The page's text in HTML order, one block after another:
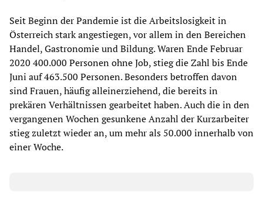
Seit Beginn der Pandemie ist die Arbeitslosigkeit in
Österreich stark angestiegen, vor allem in den Bereichen
Handel, Gastronomie und Bildung. Waren Ende Februar
2020 400.000 Personen ohne Job, stieg die Zahl bis Ende
Juni auf 463.500 Personen. Besonders betroffen davon
sind Frauen, häufig alleinerziehend, die bereits in
prekären Verhältnissen gearbeitet haben. Auch die in den
vergangenen Wochen gesunkene Anzahl der Kurzarbeiter
stieg zuletzt wieder an, um mehr als 50.000 innerhalb von
einer Woche.